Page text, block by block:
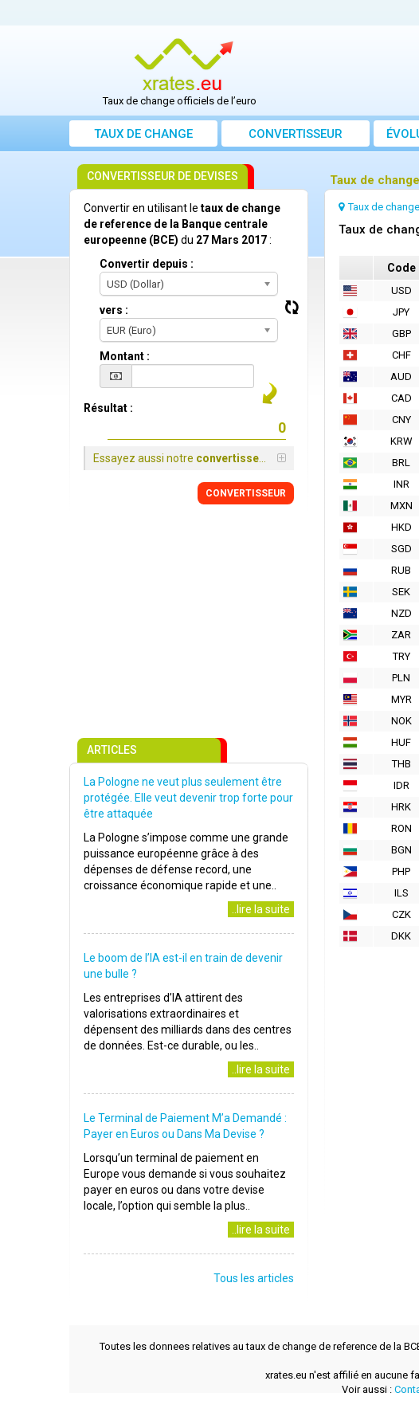
Taux de change officiels de l’euro
TAUX DE CHANGE CONVERTISSEUR
Taux de
Taux de change
Taux de
Code
USD
JPY
GBP
CHF
AUD
CAD
CNY
KRW
BRL
INR
MXN
HKD
SGD
RUB
SEK
NZD
ZAR
TRY
PLN
MYR
NOK
HUF
THB
IDR
HRK
RON
BGN
PHP
ILS
CZK
DKK
CONVERTISSEUR DE DEVISES
Convertir en utilisant le taux de change
de reference de la Banque centrale
europeenne (BCE) du 27 Mars 2017:
Convertir depuis :
USD (Dollar)
vers :
EUR (Euro)
Montant :
Résultat :
Essayez aussi notre convertisseur
CONVERTISSEUR
ARTICLES
La Pologne ne veut plus seulement être
protégée. Elle veut devenir trop forte pour
être attaquée
La Pologne s’impose comme une grande
puissance européenne grâce à des
dépenses de défense record, une
croissance économique rapide et une..
..lire la suite
Le boom de l’IA est-il en train de devenir
une bulle ?
Les entreprises d’IA attirent des
valorisations extraordinaires et
dépensent des milliards dans des centres
de données. Est-ce durable, ou les..
..lire la suite
Le Terminal de Paiement M’a Demandé :
Payer en Euros ou Dans Ma Devise ?
Lorsqu’un terminal de paiement en
Europe vous demande si vous souhaitez
payer en euros ou dans votre devise
locale, l’option qui semble la plus..
..lire la suite
Tous les articles
Toutes les donnees relatives au taux de change de reference de la
xrates.eu n'est affilié en aucune
Voir aussi :